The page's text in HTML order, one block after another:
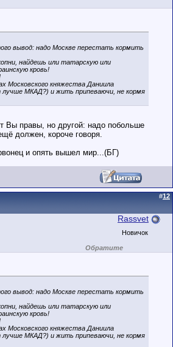
вывод: надо Москве перестать кормить
найдешь или татарскую или
кровь!
Московского княжества Даниила
лучше МКАД?) и жить припеваючи, не кормя
Вы правы, но другой: надо побольше
должен, короче говоря.
и опять вышел мир...(БГ)
#12
Rassvet
Новичок
Обратите
внимание на
этом форуме.
пользователями,
низким
совершайте с
осторожностью!
вывод: надо Москве перестать кормить
найдешь или татарскую или
кровь!
Московского княжества Даниила
лучше МКАД?) и жить припеваючи, не кормя